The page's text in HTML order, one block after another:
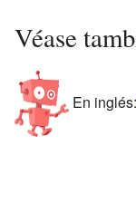
Véase
En inglés: